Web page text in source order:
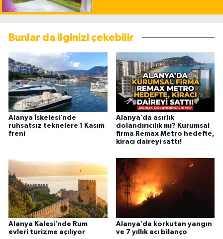
Bunlar da ilginizi çekebilir
Alanya İskelesi’nde
ruhsatsız teknelere 1 Kasım
freni
Alanya’da asırlık
dolandırıcılık mı? Kurumsal
firma Remax Metro hedefte,
kiracı daireyi sattı!
Alanya Kalesi’nde Rum
evleri turizme açılıyor
Alanya’da korkutan yangın
ve 7 yıllık acı bilanço